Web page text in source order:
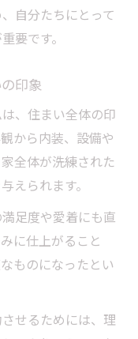
自分たちにとって
要です。
印象
、住まい全体の印
から内装、設備や
全体が洗練された
えられます。
足度や愛着にも直
に仕上がること
ものになったとい
せるためには、理